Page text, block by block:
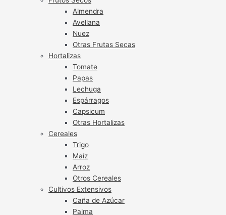
Almendra
Avellana
Nuez
Otras Frutas Secas
Hortalizas
Tomate
Papas
Lechuga
Espárragos
Capsicum
Otras Hortalizas
Cereales
Trigo
Maíz
Arroz
Otros Cereales
Cultivos Extensivos
Caña de Azúcar
Palma